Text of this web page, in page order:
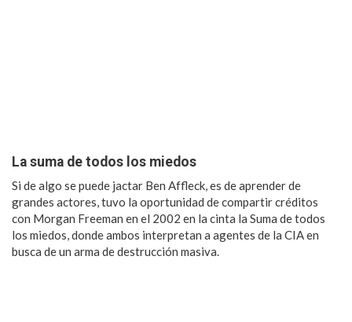
La suma de todos los miedos
Si de algo se puede jactar Ben Affleck, es de aprender de
grandes actores, tuvo la oportunidad de compartir créditos
con Morgan Freeman en el 2002 en la cinta la Suma de todos
los miedos, donde ambos interpretan a agentes de la CIA en
busca de un arma de destrucción masiva.